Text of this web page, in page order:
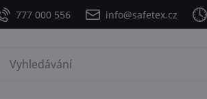
777 000 556 info@safetex.cz